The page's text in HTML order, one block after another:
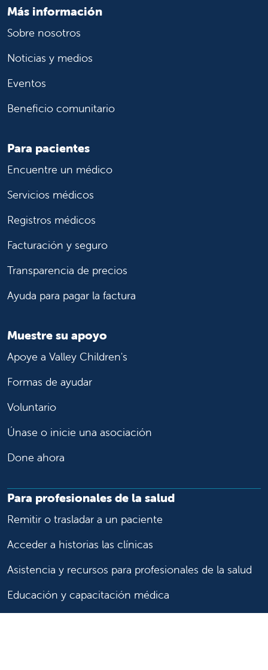
Más información
Sobre nosotros
Noticias y medios
Eventos
Beneficio comunitario
Para pacientes
Encuentre un médico
Servicios médicos
Registros médicos
Facturación y seguro
Transparencia de precios
Ayuda para pagar la factura
Muestre su apoyo
Apoye a Valley Children's
Formas de ayudar
Voluntario
Únase o inicie una asociación
Done ahora
Para profesionales de la salud
Remitir o trasladar a un paciente
Acceder a historias las clínicas
Asistencia y recursos para profesionales de la salud
Educación y capacitación médica